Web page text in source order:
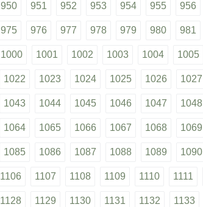
950 951 952 953 954 955 956
975 976 977 978 979 980 981
1000 1001 1002 1003 1004 1005
1022 1023 1024 1025 1026 1027
1043 1044 1045 1046 1047 1048
1064 1065 1066 1067 1068 1069
1085 1086 1087 1088 1089 1090
1106 1107 1108 1109 1110 1111
1128 1129 1130 1131 1132 1133